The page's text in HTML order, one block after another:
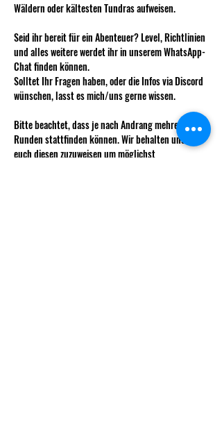
Wäldern oder kältesten Tundras aufweisen.
Seid ihr bereit für ein Abenteuer? Level, Richtlinien
und alles weitere werdet ihr in unserem WhatsApp-
Chat finden können.
Solltet Ihr Fragen haben, oder die Infos via Discord
wünschen, lasst es mich/uns gerne wissen.
Bitte beachtet, dass je nach Andrang mehrere
Runden stattfinden können. Wir behalten uns vor
euch diesen zuzuweisen um möglichst